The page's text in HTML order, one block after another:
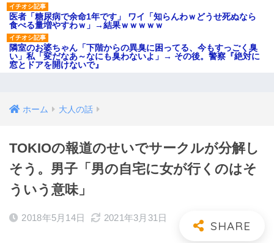
医者「糖尿病で余命1年です」 ワイ「知らんわｗどうせ死ぬなら
食べる量増やすわｗ」→結果ｗｗｗｗｗ
隣室のお婆ちゃん「下階からの異臭に困ってる、今もすっごく臭
い」私「変だなあ～なにも臭わないよ」→ その後。警察『絶対に
窓とドアを開けないで』
ホーム 大人の話
TOKIOの報道のせいでサークルが分解し
そう。男子「男の自宅に女が行くのはそ
ういう意味」
2018年5月14日 2021年3月31日